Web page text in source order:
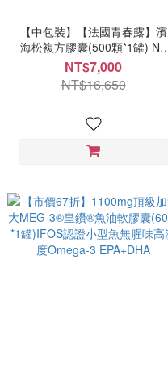
【中包裝】【法國青春露】濱
海松複方膠囊(500顆*1罐) NT
7000 每顆14元-法國濱海松樹
皮/山桑子/葡萄籽小分子前花青
素OPCs配方
NT$7,000
NT$16,650